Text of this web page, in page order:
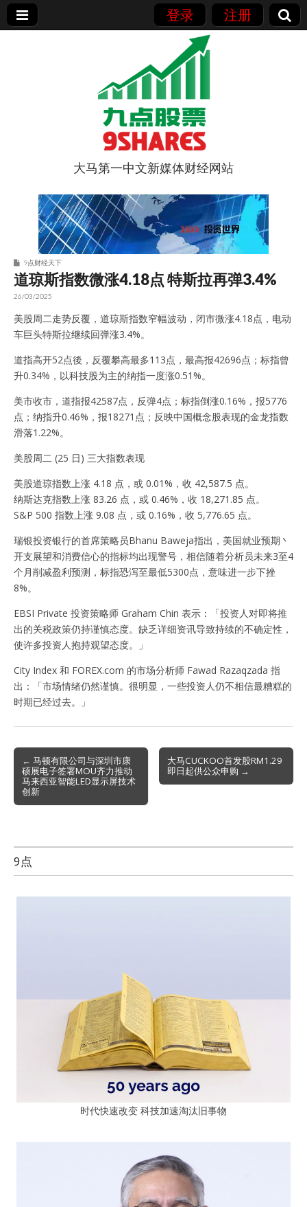
登录 注册
9点股票
大马第一中文新媒体财经网站
9点财经天下
道琼斯指数微涨4.18点 特斯拉再弹3.4%
26/03/2025
美股周二走势反覆，道琼斯指数窄幅波动，闭市微涨4.18点，电动
车巨头特斯拉继续回弹涨3.4%。
道指高开52点後，反覆攀高最多113点，最高报42696点；标指曾
升0.34%，以科技股为主的纳指一度涨0.51%。
美市收市，道指报42587点，反弹4点；标指倒涨0.16%，报5776
点；纳指升0.46%，报18271点；反映中国概念股表现的金龙指数
滑落1.22%。
美股周二 (25 日) 三大指数表现
美股道琼指数上涨 4.18 点，或 0.01%，收 42,587.5 点。
纳斯达克指数上涨 83.26 点，或 0.46%，收 18,271.85 点。
S&P 500 指数上涨 9.08 点，或 0.16%，收 5,776.65 点。
瑞银投资银行的首席策略员Bhanu Baweja指出，美国就业预期丶
开支展望和消费信心的指标均出现警号，相信随着分析员未来3至4
个月削减盈利预测，标指恐泻至最低5300点，意味进一步下挫
8%。
EBSI Private 投资策略师 Graham Chin 表示：「投资人对即将推
出的关税政策仍持谨慎态度。缺乏详细资讯导致持续的不确定性，
使许多投资人抱持观望态度。」
City Index 和 FOREX.com 的市场分析师 Fawad Razaqzada 指
出：「市场情绪仍然谨慎。很明显，一些投资人仍不相信最糟糕的
时期已经过去。」
Post
navigation
← 马顿有限公司与深圳市康
硕展电子签署MOU齐力推动
马来西亚智能LED显示屏技术
创新
大马CUCKOO首发股RM1.29
即日起供公众申购 →
9点
时代快速改变 科技加速淘汰旧事物